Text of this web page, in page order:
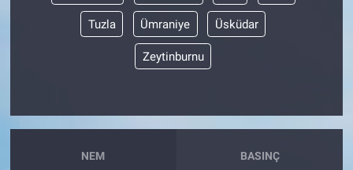
Tuzla Ümraniye Üsküdar
Zeytinburnu
NEM BASINÇ